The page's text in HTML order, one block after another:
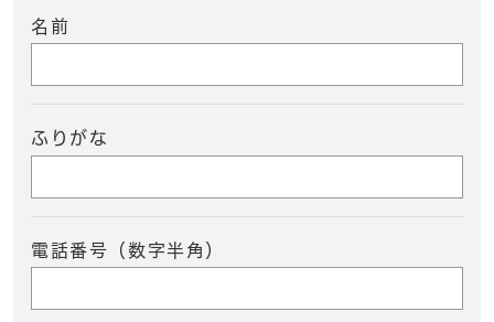
名前
ふりがな
電話番号（数字半角）